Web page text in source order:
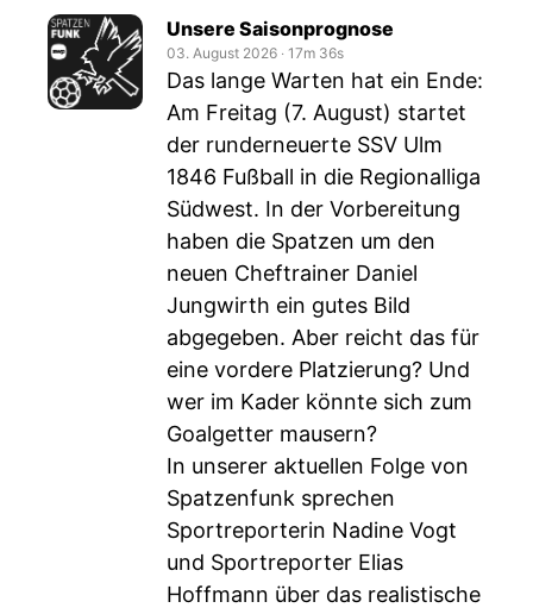
Unsere Saisonprognose
03. August 2026 ‧ 17m 36s
Das lange Warten hat ein Ende:
Am Freitag (7. August) startet
der runderneuerte SSV Ulm
1846 Fußball in die Regionalliga
Südwest. In der Vorbereitung
haben die Spatzen um den
neuen Cheftrainer Daniel
Jungwirth ein gutes Bild
abgegeben. Aber reicht das für
eine vordere Platzierung? Und
wer im Kader könnte sich zum
Goalgetter mausern?
In unserer aktuellen Folge von
Spatzenfunk sprechen
Sportreporterin Nadine Vogt
und Sportreporter Elias
Hoffmann über das realistische